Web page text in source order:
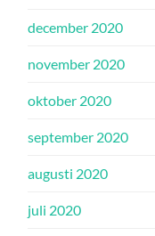
december 2020
november 2020
oktober 2020
september 2020
augusti 2020
juli 2020